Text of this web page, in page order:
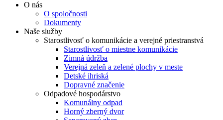
O nás
O spoločnosti
Dokumenty
Naše služby
Starostlivosť o komunikácie a verejné priestranstvá
Starostlivosť o miestne komunikácie
Zimná údržba
Verejná zeleň a zelené plochy v meste
Detské ihriská
Dopravné značenie
Odpadové hospodárstvo
Komunálny odpad
Horný zberný dvor